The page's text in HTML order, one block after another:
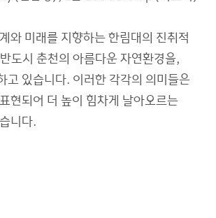
와 미래를 지향하는 한림대의 진취적
도시 춘천의 아름다운 자연환경을,
고 있습니다. 이러한 각각의 의미들은
현되어 더 높이 힘차게 날아오르는
니다.